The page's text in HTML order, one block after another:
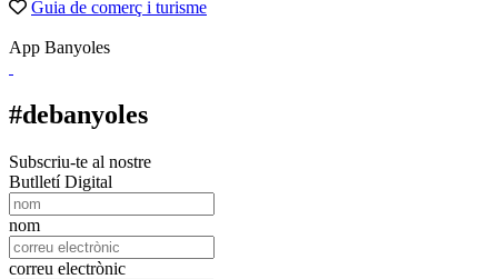
Guia de comerç i turisme
App Banyoles
#debanyoles
Subscriu-te al nostre
Butlletí Digital
nom
correu electrònic